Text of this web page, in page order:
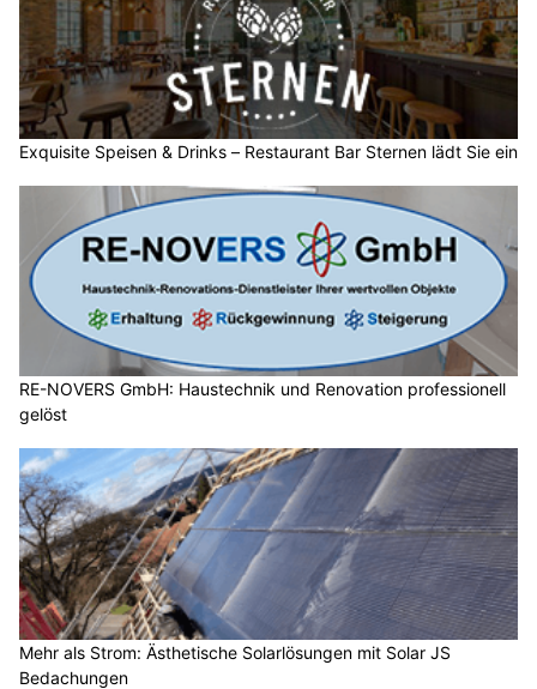
Exquisite Speisen & Drinks – Restaurant Bar Sternen lädt Sie ein
RE-NOVERS GmbH: Haustechnik und Renovation professionell
gelöst
Mehr als Strom: Ästhetische Solarlösungen mit Solar JS
Bedachungen